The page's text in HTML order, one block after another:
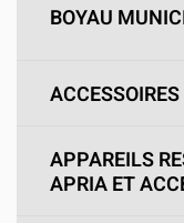
BOYAU
ACCESSOIRES
APPAREILS
APRIA ET